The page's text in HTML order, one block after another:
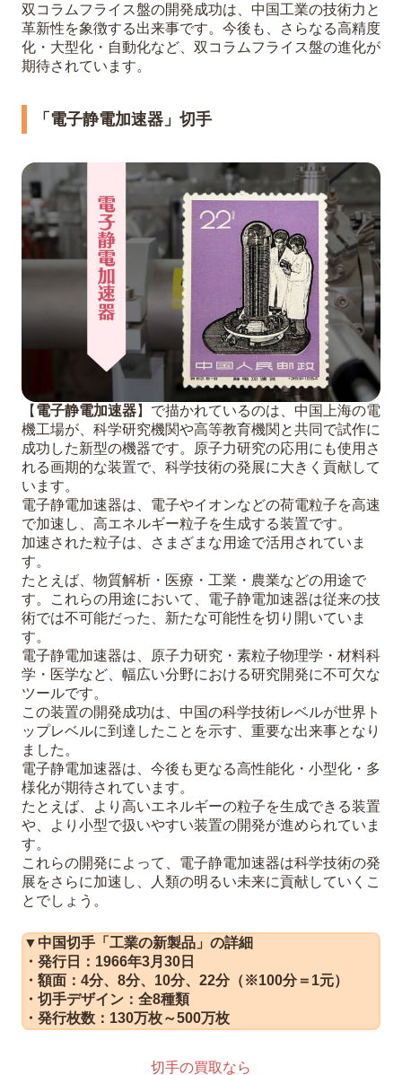
双コラムフライス盤の開発成功は、中国工業の技術力と
革新性を象徴する出来事です。今後も、さらなる高精度
化・大型化・自動化など、双コラムフライス盤の進化が
期待されています。
「電子静電加速器」切手
【 電子静電加速器】で描かれているのは、中国上海の電
機工場が、科学研究機関や高等教育機関と共同で試作に
成功した新型の機器です。原子力研究の応用にも使用さ
れる画期的な装置で、科学技術の発展に大きく貢献して
います。
電子静電加速器は、電子やイオンなどの荷電粒子を高速
で加速し、高エネルギー粒子を生成する装置です。
加速された粒子は、さまざまな用途で活用されていま
す。
たとえば、物質解析・医療・工業・農業などの用途で
す。これらの用途において、電子静電加速器は従来の技
術では不可能だった、新たな可能性を切り開いていま
す。
電子静電加速器は、原子力研究・素粒子物理学・材料科
学・医学など、幅広い分野における研究開発に不可欠な
ツールです。
この装置の開発成功は、中国の科学技術レベルが世界ト
ップレベルに到達したことを示す、重要な出来事となり
ました。
電子静電加速器は、今後も更なる高性能化・小型化・多
様化が期待されています。
たとえば、より高いエネルギーの粒子を生成できる装置
や、より小型で扱いやすい装置の開発が進められていま
す。
これらの開発によって、電子静電加速器は科学技術の発
展をさらに加速し、人類の明るい未来に貢献していくこ
とでしょう。
▼中国切手「工業の新製品」の詳細
・発行日：1966年3月30日
・額面：4分、8分、10分、22分（※100分＝1元）
・切手デザイン：全8種類
・発行枚数：130万枚～500万枚
切手の買取なら